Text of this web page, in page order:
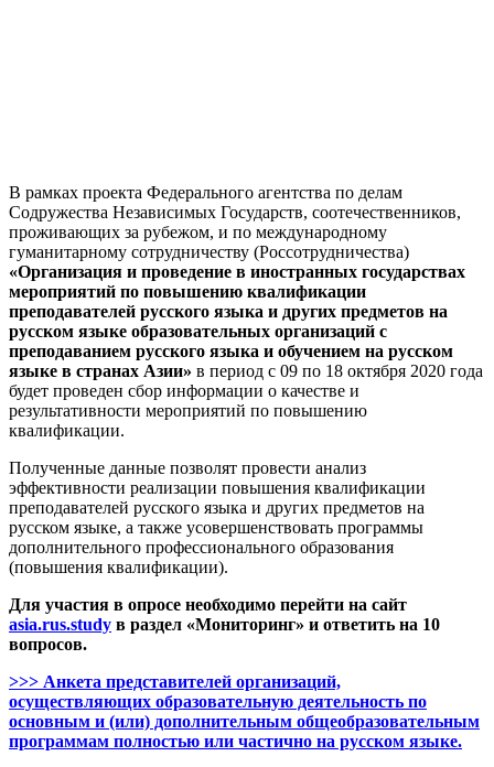
В рамках проекта Федерального агентства по делам
Содружества Независимых Государств, соотечественников,
проживающих за рубежом, и по международному
гуманитарному сотрудничеству (Россотрудничества)
«Организация и проведение в иностранных государствах
мероприятий по повышению квалификации
преподавателей русского языка и других предметов на
русском языке образовательных организаций с
преподаванием русского языка и обучением на русском
языке в странах Азии» в период с 09 по 18 октября 2020 года
будет проведен сбор информации о качестве и
результативности мероприятий по повышению
квалификации.
Полученные данные позволят провести анализ
эффективности реализации повышения квалификации
преподавателей русского языка и других предметов на
русском языке, а также усовершенствовать программы
дополнительного профессионального образования
(повышения квалификации).
Для участия в опросе необходимо перейти на сайт
asia.rus.study в раздел «Мониторинг» и ответить на 10
вопросов.
>>> Анкета представителей организаций,
осуществляющих образовательную деятельность по
основным и (или) дополнительным общеобразовательным
программам полностью или частично на русском языке.